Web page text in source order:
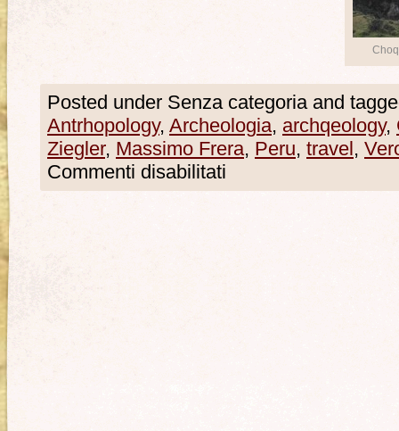
Posted under Senza categoria and
Antrhopology, Archeologia, archqeology,
Ziegler, Massimo Frera, Peru, travel ,
Commenti disabilitati